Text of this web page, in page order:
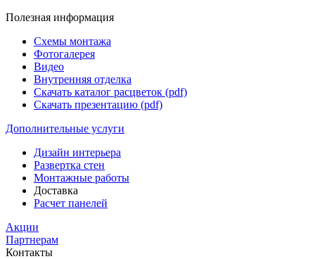
Полезная информация
Схемы монтажа
Фотогалерея
Видео
Внутренняя отделка
Скачать каталог расцветок (pdf)
Скачать презентацию (pdf)
Дополнительные услуги
Дизайн интерьера
Развертка стен
Монтажные работы
Доставка
Расчет панелей
Акции
Партнерам
Контакты